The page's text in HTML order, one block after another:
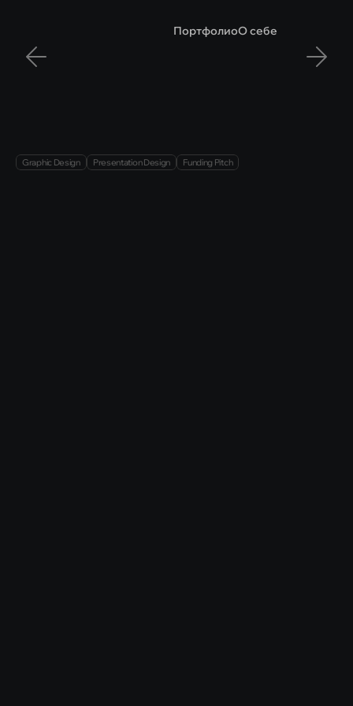
ПортфолиоО себе
проектаSurfy
Graphic Design Presentation Design Funding Pitch